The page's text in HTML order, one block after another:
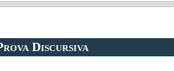
Discursiva